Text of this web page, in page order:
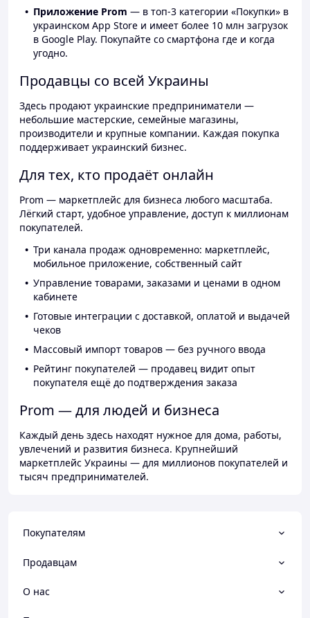
Приложение Prom — в топ-3 категории «Покупки» в
украинском App Store и имеет более 10 млн загрузок
в Google Play. Покупайте со смартфона где и когда
угодно.
Продавцы со всей Украины
Здесь продают украинские предприниматели —
небольшие мастерские, семейные магазины,
производители и крупные компании. Каждая покупка
поддерживает украинский бизнес.
Для тех, кто продаёт онлайн
Prom — маркетплейс для бизнеса любого масштаба.
Лёгкий старт, удобное управление, доступ к миллионам
покупателей.
Три канала продаж одновременно: маркетплейс,
мобильное приложение, собственный сайт
Управление товарами, заказами и ценами в одном
кабинете
Готовые интеграции с доставкой, оплатой и выдачей
чеков
Массовый импорт товаров — без ручного ввода
Рейтинг покупателей — продавец видит опыт
покупателя ещё до подтверждения заказа
Prom — для людей и бизнеса
Каждый день здесь находят нужное для дома, работы,
увлечений и развития бизнеса. Крупнейший
маркетплейс Украины — для миллионов покупателей и
тысяч предпринимателей.
Покупателям
Продавцам
О нас